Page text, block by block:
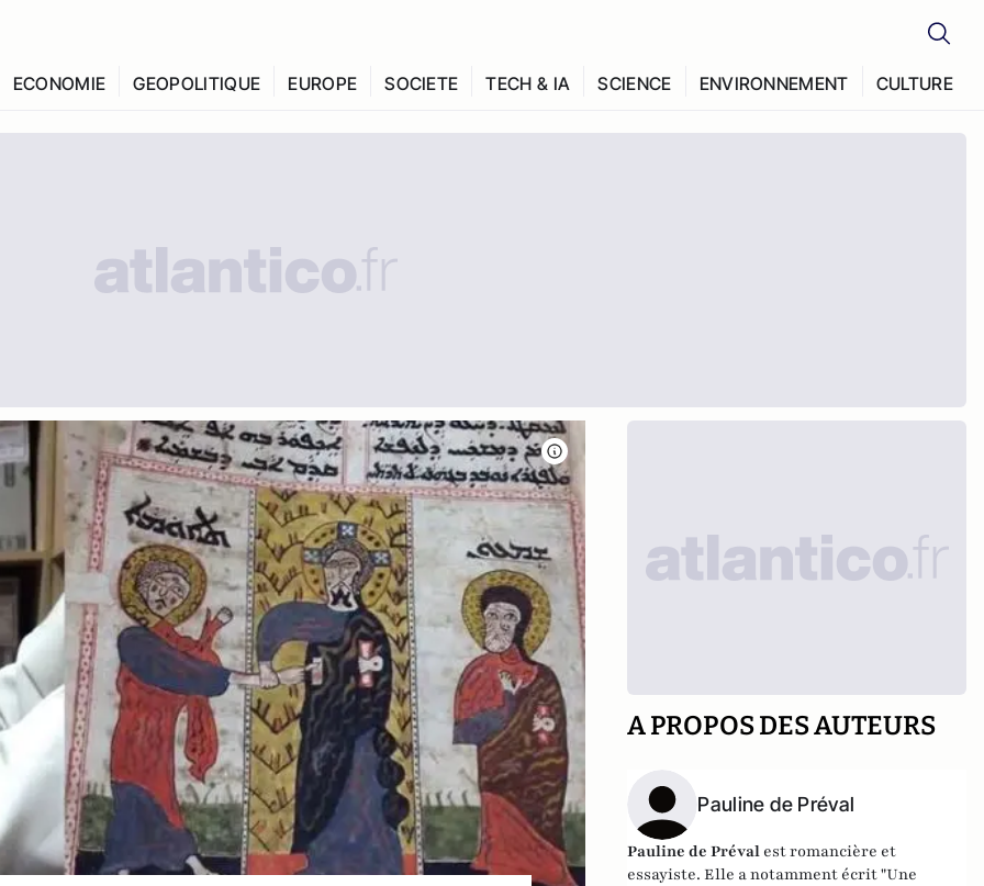
ECONOMIE GEOPOLITIQUE EUROPE SOCIETE TECH & IA SCIENCE ENVIRONNEMENT CULTURE
A PROPOS DES AUTEURS
Pauline de Préval
Pauline de Préval est romancière et
essayiste. Elle a notamment écrit "Une